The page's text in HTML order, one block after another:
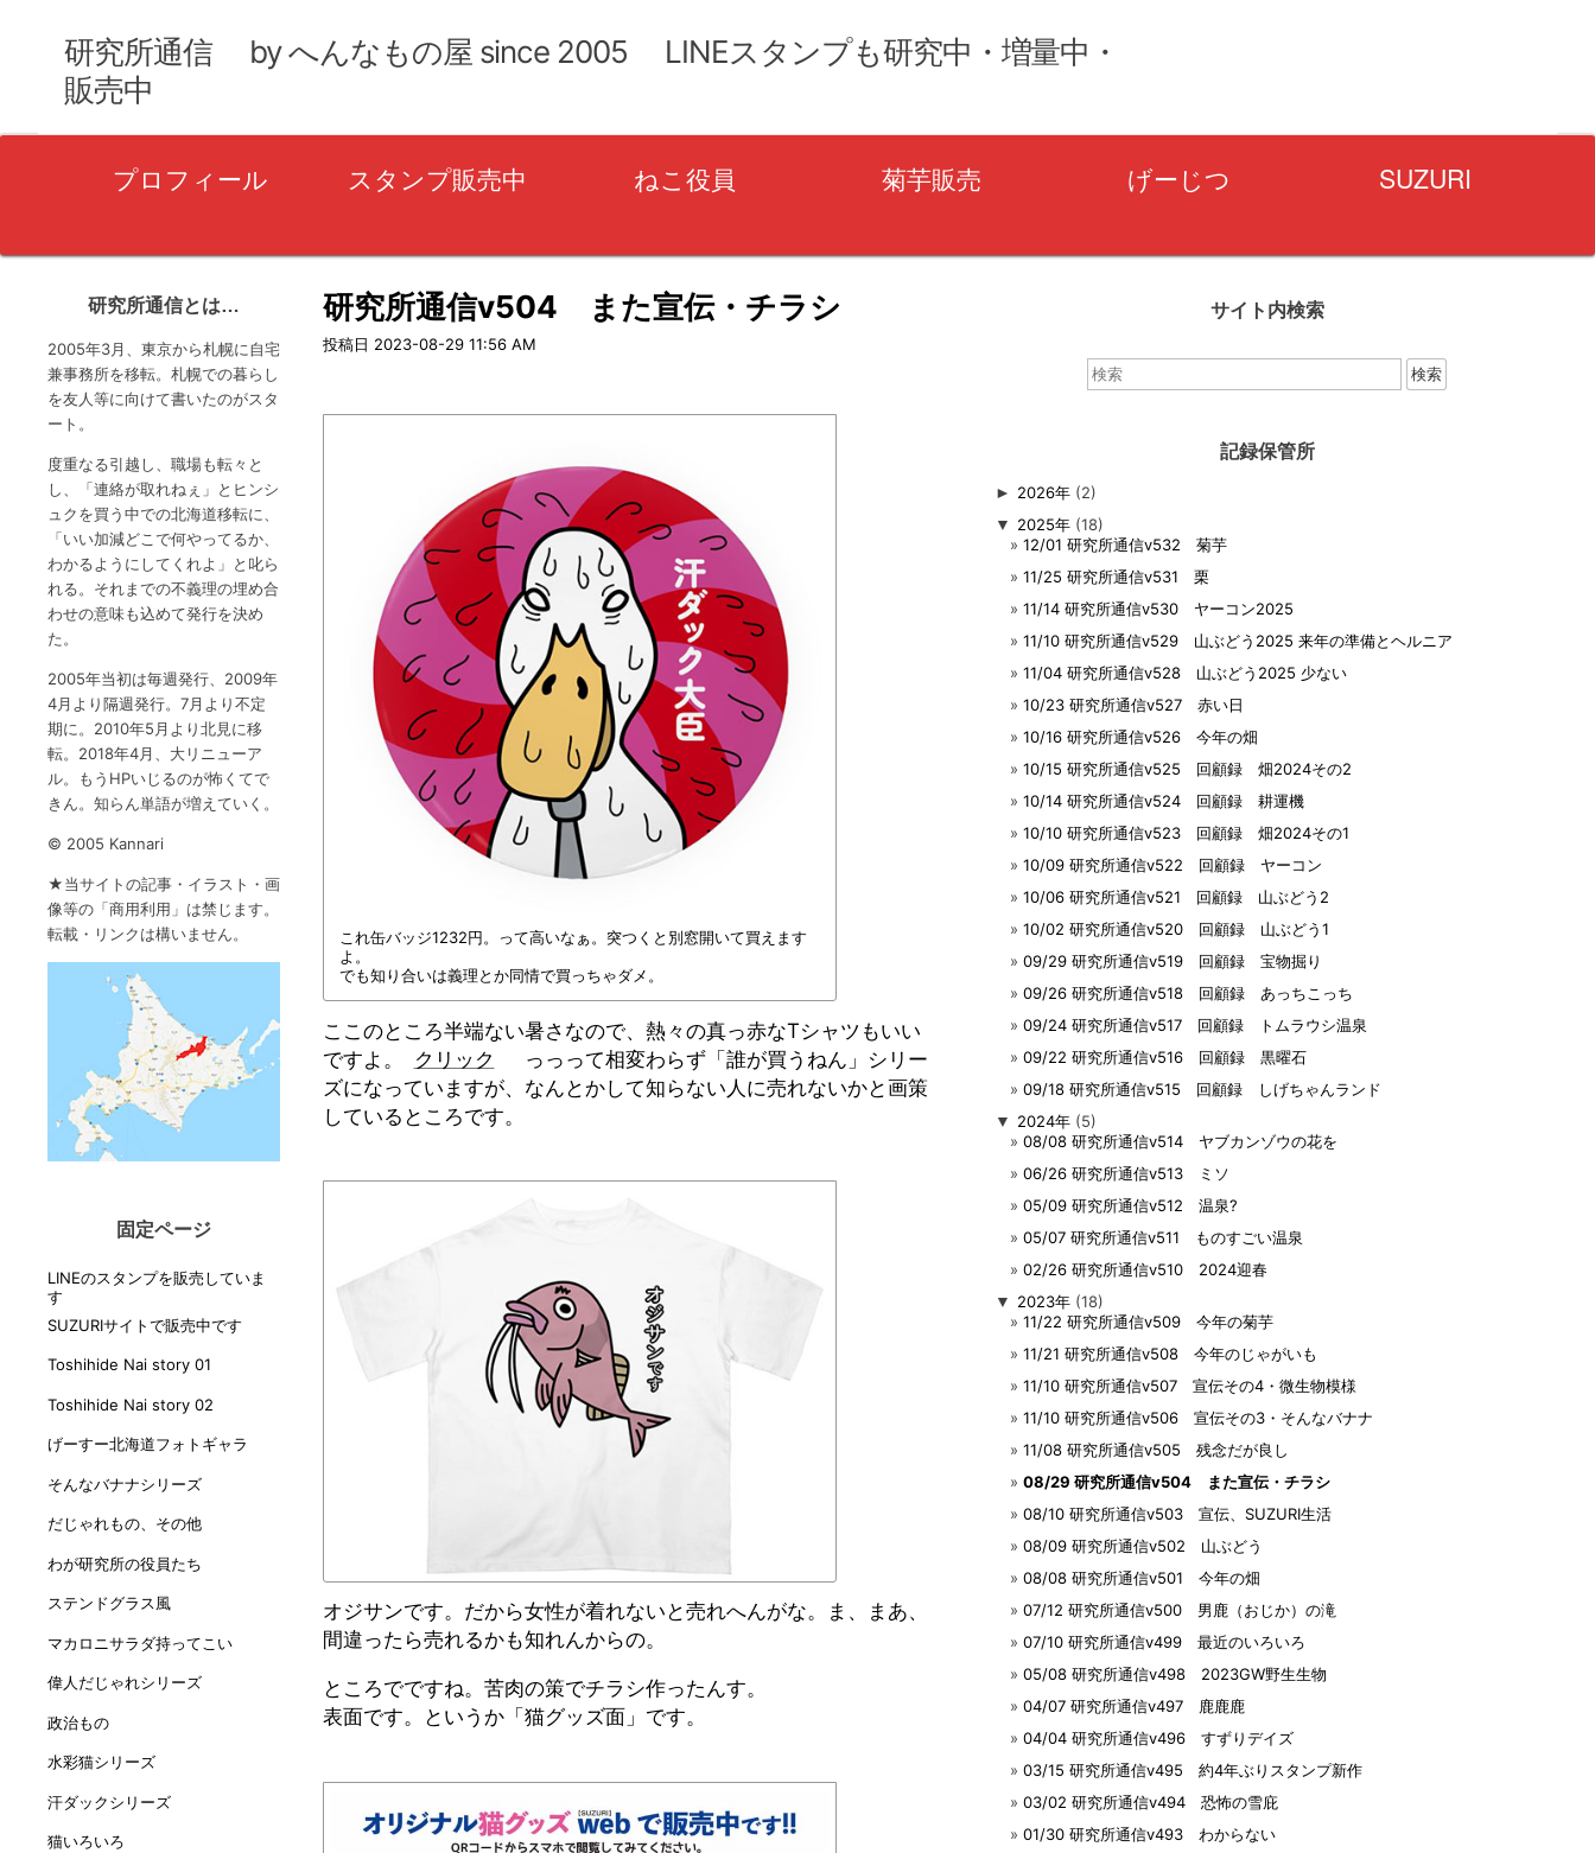
テ
へ
研究所通信 by へんなもの屋 since 2005 LINEスタンプも研究中・増量中・
販売中
マ
プロフィール スタンプ販売中 ねこ役員 菊芋販売 げーじつ SUZURI
研究所通信v504 また宣伝・チラシ
投稿日 2023-08-29 11:56 AM
これ缶バッジ1232円。って高いなぁ。突つくと別窓開いて買えます
よ。
でも知り合いは義理とか同情で買っちゃダメ。
ここのところ半端ない暑さなので、熱々の真っ赤なTシャツもいい
ですよ。
クリック
っっって相変わらず「誰が買うねん」シリー
ズになっていますが、なんとかして知らない人に売れないかと画策
しているところです。
オジサンです。だから女性が着れないと売れへんがな。ま、まあ、
間違ったら売れるかも知れんからの。
ところでですね。苦肉の策でチラシ作ったんす。
表面です。というか「猫グッズ面」です。
サイト内検索
索：
記録保管所
► 2026年(2)
▼ 2025年(18)
12/01 研究所通信v532 菊芋
11/25 研究所通信v531 栗
11/14 研究所通信v530 ヤーコン2025
11/10 研究所通信v529 山ぶどう2025 来年の準備とヘルニア
11/04 研究所通信v528 山ぶどう2025 少ない
10/23 研究所通信v527 赤い日
10/16 研究所通信v526 今年の畑
10/15 研究所通信v525 回顧録 畑2024その2
10/14 研究所通信v524 回顧録 耕運機
10/10 研究所通信v523 回顧録 畑2024その1
10/09 研究所通信v522 回顧録 ヤーコン
10/06 研究所通信v521 回顧録 山ぶどう2
10/02 研究所通信v520 回顧録 山ぶどう1
09/29 研究所通信v519 回顧録 宝物掘り
09/26 研究所通信v518 回顧録 あっちこっち
09/24 研究所通信v517 回顧録 トムラウシ温泉
09/22 研究所通信v516 回顧録 黒曜石
09/18 研究所通信v515 回顧録 しげちゃんランド
▼ 2024年(5)
08/08 研究所通信v514 ヤブカンゾウの花を
06/26 研究所通信v513 ミソ
05/09 研究所通信v512 温泉?
05/07 研究所通信v511 ものすごい温泉
02/26 研究所通信v510 2024迎春
▼ 2023年(18)
11/22 研究所通信v509 今年の菊芋
11/21 研究所通信v508 今年のじゃがいも
11/10 研究所通信v507 宣伝その4・微生物模様
11/10 研究所通信v506 宣伝その3・そんなバナナ
11/08 研究所通信v505 残念だが良し
08/29 研究所通信v504 また宣伝・チラシ
08/10 研究所通信v503 宣伝、SUZURI生活
08/09 研究所通信v502 山ぶどう
08/08 研究所通信v501 今年の畑
07/12 研究所通信v500 男鹿（おじか）の滝
07/10 研究所通信v499 最近のいろいろ
05/08 研究所通信v498 2023GW野生生物
04/07 研究所通信v497 鹿鹿鹿
04/04 研究所通信v496 すずりデイズ
03/15 研究所通信v495 約4年ぶりスタンプ新作
03/02 研究所通信v494 恐怖の雪庇
01/30 研究所通信v493 わからない
研究所通信とは…
2005年3月、東京から札幌に自宅
兼事務所を移転。札幌での暮らし
を友人等に向けて書いたのがスタ
ート。
度重なる引越し、職場も転々と
し、「連絡が取れねぇ」とヒンシ
ュクを買う中での北海道移転に、
「いい加減どこで何やってるか、
わかるようにしてくれよ」と叱ら
れる。それまでの不義理の埋め合
わせの意味も込めて発行を決め
た。
2005年当初は毎週発行、2009年
4月より隔週発行。7月より不定
期に。2010年5月より北見に移
転。2018年4月、大リニューア
ル。もうHPいじるのが怖くてで
きん。知らん単語が増えていく。
©️ 2005 Kannari
★当サイトの記事・イラスト・画
像等の「商用利用」は禁じます。
転載・リンクは構いません。
固定ページ
LINEのスタンプを販売していま
す
SUZURIサイトで販売中です
Toshihide Nai story 01
Toshihide Nai story 02
げーすー北海道フォトギャラ
そんなバナナシリーズ
だじゃれもの、その他
わが研究所の役員たち
ステンドグラス風
マカロニサラダ持ってこい
偉人だじゃれシリーズ
政治もの
水彩猫シリーズ
汗ダックシリーズ
猫いろいろ